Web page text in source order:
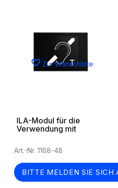
Zur Wunschliste
ILA-Modul für die
Verwendung mit
Torstelle
Art.-Nr. 1168-48
BITTE MELDEN SIE SICH